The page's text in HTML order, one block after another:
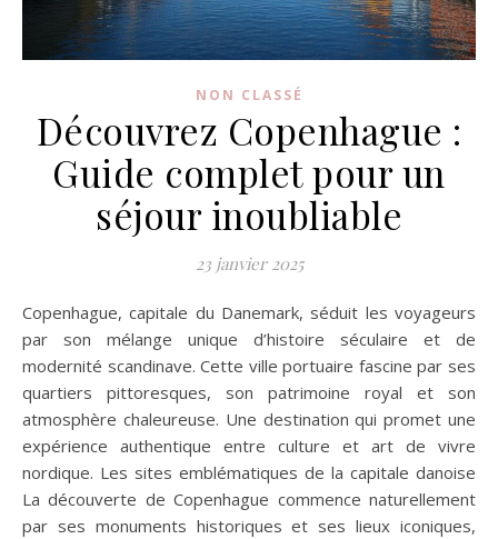
NON CLASSÉ
Découvrez Copenhague :
Guide complet pour un
séjour inoubliable
23 janvier 2025
Copenhague, capitale du Danemark, séduit les voyageurs
par son mélange unique d’histoire séculaire et de
modernité scandinave. Cette ville portuaire fascine par ses
quartiers pittoresques, son patrimoine royal et son
atmosphère chaleureuse. Une destination qui promet une
expérience authentique entre culture et art de vivre
nordique. Les sites emblématiques de la capitale danoise
La découverte de Copenhague commence naturellement
par ses monuments historiques et ses lieux iconiques,